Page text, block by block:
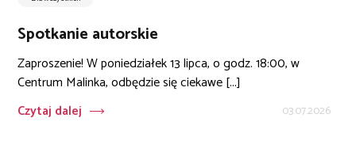
Spotkanie autorskie
Zaproszenie! W poniedziałek 13 lipca, o godz. 18:00, w
Centrum Malinka, odbędzie się ciekawe [...]
Czytaj dalej
03.07.2026